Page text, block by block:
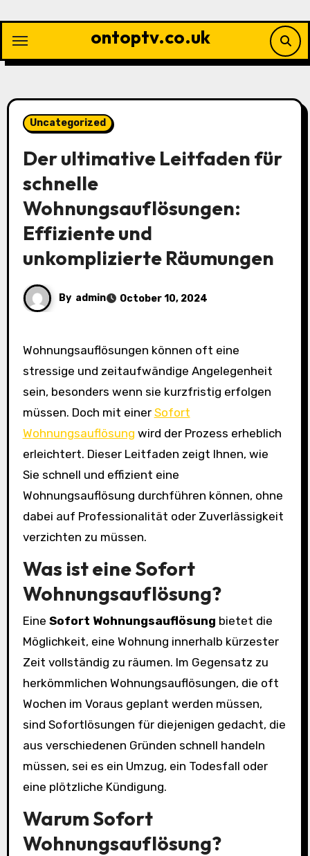
content
ontoptv.co.uk
Uncategorized
Der ultimative Leitfaden für
schnelle
Wohnungsauflösungen:
Effiziente und
unkomplizierte Räumungen
By admin October 10, 2024
Wohnungsauflösungen können oft eine
stressige und zeitaufwändige Angelegenheit
sein, besonders wenn sie kurzfristig erfolgen
müssen. Doch mit einer Sofort
Wohnungsauflösung wird der Prozess erheblich
erleichtert. Dieser Leitfaden zeigt Ihnen, wie
Sie schnell und effizient eine
Wohnungsauflösung durchführen können, ohne
dabei auf Professionalität oder Zuverlässigkeit
verzichten zu müssen.
Was ist eine Sofort
Wohnungsauflösung?
Eine Sofort Wohnungsauflösung bietet die
Möglichkeit, eine Wohnung innerhalb kürzester
Zeit vollständig zu räumen. Im Gegensatz zu
herkömmlichen Wohnungsauflösungen, die oft
Wochen im Voraus geplant werden müssen,
sind Sofortlösungen für diejenigen gedacht, die
aus verschiedenen Gründen schnell handeln
müssen, sei es ein Umzug, ein Todesfall oder
eine plötzliche Kündigung.
Warum Sofort
Wohnungsauflösung?